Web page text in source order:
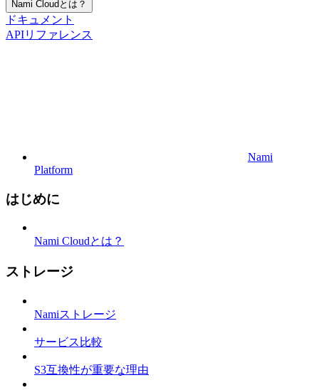
Nami Cloudとは？
ドキュメント
APIリファレンス
Nami
Platform
はじめに
Nami Cloudとは？
ストレージ
Namiストレージ
サービス比較
S3互換性が重要な理由